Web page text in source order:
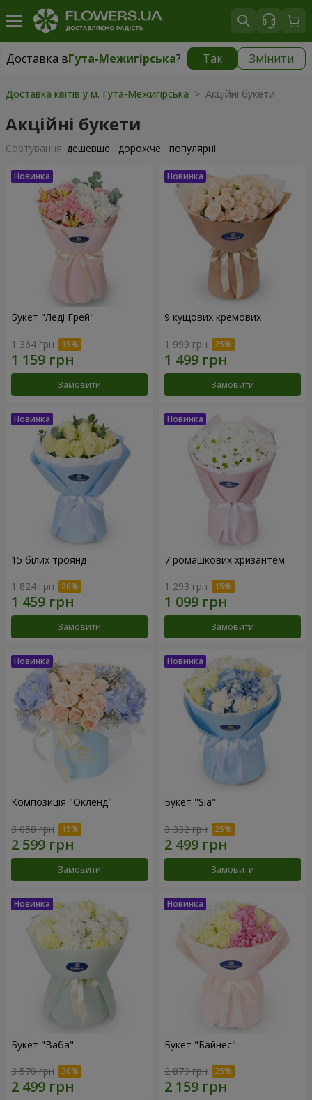
Доставка вГута-Межигірська? Так Змінити
Доставка вГута-Межигірська|безкоштовно
Доставка квітів у м. Гута-Межигірська > Акційні букети
Акційні букети
Сортування: дешевше дорожче популярні
Букет "Леді Грей"
1 364 грн
Замовити
9 кущових кремових
1 999 грн
Замовити
15 білих троянд
1 824 грн
Замовити
7 ромашкових хризантем
1 293 грн
Замовити
Композиція "Окленд"
3 058 грн
Замовити
Букет "Sia"
3 332 грн
Замовити
Букет "Ваба"
3 570 грн
Букет "Байнес"
2 879 грн